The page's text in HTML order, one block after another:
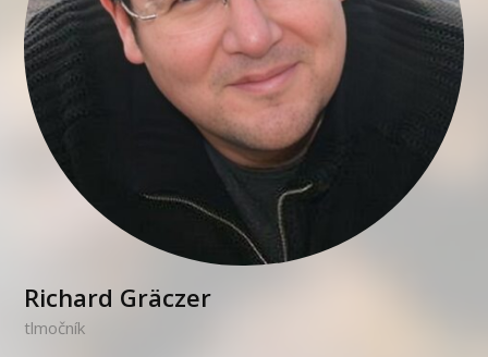
Richard Gräczer
tlmočník